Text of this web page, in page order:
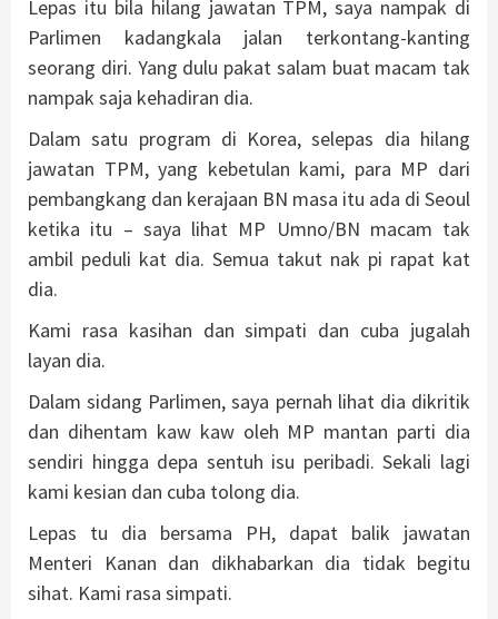
Lepas itu bila hilang jawatan TPM, saya nampak di
Parlimen kadangkala jalan terkontang-kanting
seorang diri. Yang dulu pakat salam buat macam tak
nampak saja kehadiran dia.
Dalam satu program di Korea, selepas dia hilang
jawatan TPM, yang kebetulan kami, para MP dari
pembangkang dan kerajaan BN masa itu ada di Seoul
ketika itu – saya lihat MP Umno/BN macam tak
ambil peduli kat dia. Semua takut nak pi rapat kat
dia.
Kami rasa kasihan dan simpati dan cuba jugalah
layan dia.
Dalam sidang Parlimen, saya pernah lihat dia dikritik
dan dihentam kaw kaw oleh MP mantan parti dia
sendiri hingga depa sentuh isu peribadi. Sekali lagi
kami kesian dan cuba tolong dia.
Lepas tu dia bersama PH, dapat balik jawatan
Menteri Kanan dan dikhabarkan dia tidak begitu
sihat. Kami rasa simpati.